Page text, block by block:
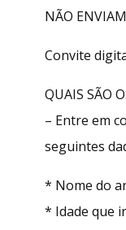
NÃO
Convite
QUAIS SÃO
– Entre em
seguintes
* Nome do
* Idade que